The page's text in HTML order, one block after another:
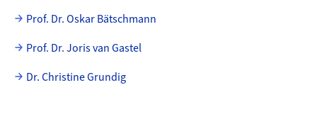
Prof. Dr. Oskar Bätschmann
Prof. Dr. Joris van Gastel
Dr. Christine Grundig